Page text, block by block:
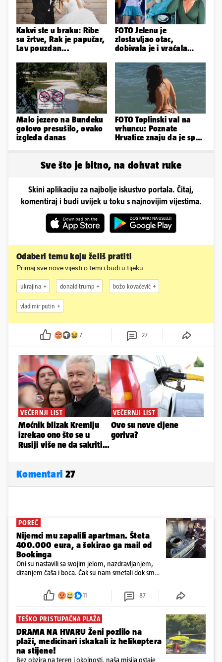
Kakvi ste u braku: Ribe
su žrtve, Rak je papučar,
Lav pouzdan...
FOTO Jelenu je
zlostavljao otac,
dobivala je i vraćala
tukao šakama'
Malo jezero na Bundeku
gotovo presušilo, ovako
izgleda danas
FOTO Toplinski val na
vrhuncu: Poznate
Hrvatice znaju da je spas
Sve što je bitno, na dohvat ruke
Skini aplikaciju za najbolje iskustvo portala. Čitaj,
komentiraj i budi uvijek u toku s najnovijim vijestima.
Odaberi temu koju želiš pratiti
Primaj sve nove vijesti o temi i budi u tijeku
ukrajina donald trump božo kovačević
vladimir putin
7 27
Komentari 27
POREČ
Nijemci mu zapalili apartman. Šteta
400.000 eura, a šokirao ga mail od
Bookinga
Oni su nastavili sa svojim jelom, nazdravljanjem,
dizanjem čaša i boca. Čak su nam smetali dok smo
požar, rekao je vlasnik
11 87
TEŠKO PRISTUPAČNA PLAŽA
DRAMA NA HVARU Ženi pozlilo na
plaži, medicinari iskakali iz helikoptera
na stijene!
Bez obzira na teren i okolnosti, naša misija ostaje